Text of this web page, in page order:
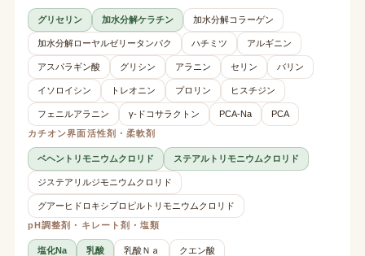
グリセリン 加水分解ケラチン 加水分解コラーゲン
加水分解ローヤルゼリータンパク ハチミツ アルギニン
アスパラギン酸 グリシン アラニン セリン バリン
イソロイシン トレオニン プロリン ヒスチジン
フェニルアラニン γ-ドコサラクトン PCA-Na
PCA
カチオン界面活性剤・柔軟剤
ベヘントリモニウムクロリド ステアルトリモニウムクロリド
ジステアリルジモニウムクロリド
グアーヒドロキシプロピルトリモニウムクロリド
pH調整剤・キレート剤・塩類
塩化Na 乳酸 乳酸Ｎａ
クエン酸